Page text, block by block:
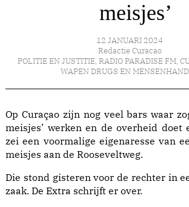
meisjes’
12 JANUARI 2024
Redactie Curacao
POLITIE EN JUSTITIE, RADIO PARADISE FM,
WAPEN DRUGS EN
Op Curaçao zijn nog veel bars waar
meisjes’ werken en de overheid doet
zei een voormalige eigenaresse van
meisjes aan de Rooseveltweg.
Die stond gisteren voor de rechter in
zaak. De Extra schrijft er over.